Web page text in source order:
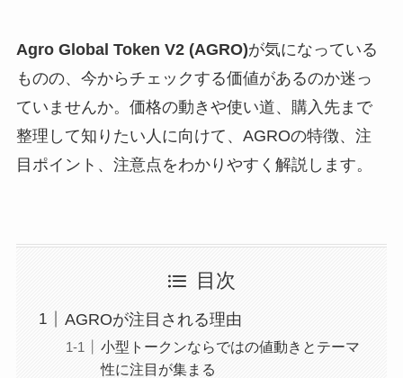
Agro Global Token V2 (AGRO)が気になっている
ものの、今からチェックする価値があるのか迷っ
ていませんか。価格の動きや使い道、購入先まで
整理して知りたい人に向けて、AGROの特徴、注
目ポイント、注意点をわかりやすく解説します。
目次
AGROが注目される理由
小型トークンならではの値動きとテーマ
性に注目が集まる